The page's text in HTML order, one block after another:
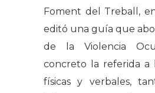
Foment del Treball,
editó una guía que
de la Violencia
concreto la referida a
físicas y verbales,